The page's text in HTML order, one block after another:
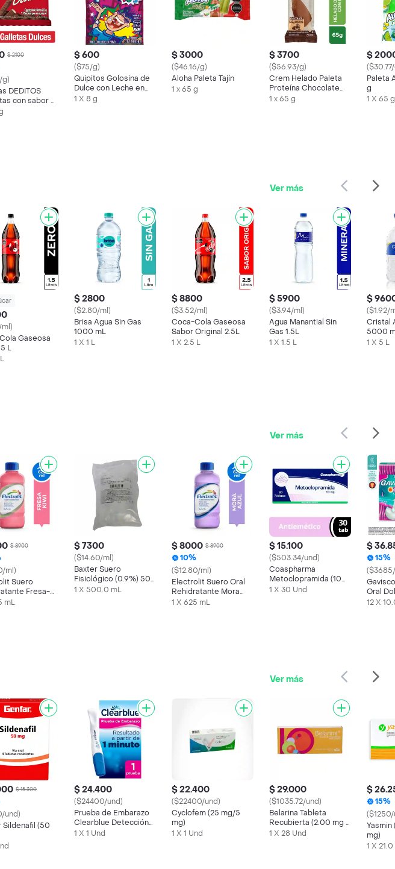
$ 2100
g)
DEDITOS
con sabor a
x 23g
$ 600
($75/g)
Quipitos Golosina de
Dulce con Leche en
Polvo Pops
1 X 8 g
$ 3000
($46.16/g)
Aloha Paleta Tajín
1 x 65 g
$ 3700
($56.93/g)
Crem Helado Paleta
Proteína Chocolate
Tosh
1 x 65 g
$
Paleta
g
1 X 65 g
Ver más
Gaseosa
L
$ 2800
($2.80/ml)
Brisa Agua Sin Gas
1000 mL
1 X 1 L
$ 8800
($3.52/ml)
Coca-Cola Gaseosa
Sabor Original 2.5L
1 X 2.5 L
$ 5900
($3.94/ml)
Agua Manantial Sin
Gas 1.5L
1 X 1.5 L
$
($1.92/
Cristal
5000
1 X 5 L
Ver más
$ 8900
ml)
Suero
Fresa-
mL
$ 7300
($14.60/ml)
Baxter Suero
Fisiológico (0.9%) 500
mL
1 X 500.0 mL
$ 8000 $ 8900
10%
($12.80/ml)
Electrolit Suero Oral
Rehidratante Mora
Azul
1 X 625 mL
$ 15.100
($503.34/und)
Coaspharma
Metoclopramida (10
mg) 30 Tabletas
1 X 30 Und
$
15%
Oral
Sachet
12 X
Ver más
$ 15.300
und)
Sildenafil (50
$ 24.400
($24400/und)
Prueba de Embarazo
Clearblue Detección
Rápida 1 Prueba
1 X 1 Und
$ 22.400
($22400/und)
Cyclofem (25 mg/5
mg)
1 X 1 Und
$ 29.000
($1035.72/und)
Belarina Tableta
Recubierta (2.00 mg /
0.02 mg)
1 X 28 Und
$
15%
Yasmin
mg)
1 X